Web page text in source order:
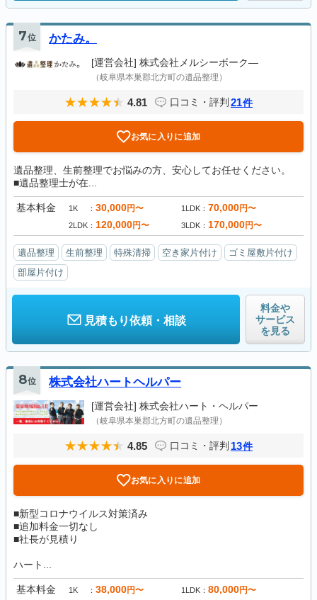
7位 かたみ。
[運営会社] 株式会社メルシーボーク―
（岐阜県本巣郡北方町の遺品整理）
4.81 口コミ・評判 21件
お気に入りに追加
遺品整理、生前整理でお悩みの方、安心してお任せください。
■遺品整理士が在...
基本料金 1K 30,000円〜 1LDK 70,000円〜
2LDK 120,000円〜 3LDK 170,000円〜
遺品整理 生前整理 特殊清掃 空き家片付け
ゴミ屋敷片付け
部屋片付け
見積もり依頼・相談
料金や
サービス
を見る
8位 株式会社ハートヘルパー
[運営会社] 株式会社ハート・ヘルパー
（岐阜県本巣郡北方町の遺品整理）
4.85 口コミ・評判 13件
お気に入りに追加
■新型コロナウイルス対策済み
■追加料金一切なし
■社長が見積り
ハート...
基本料金 1K 38,000円〜 1LDK 80,000円〜